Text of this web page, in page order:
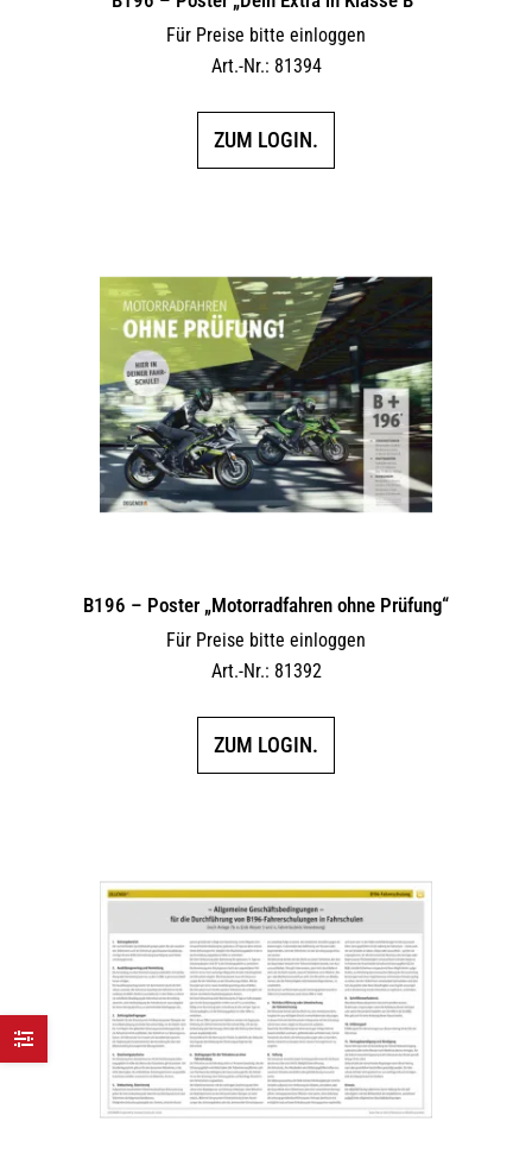
Für Preise bitte einloggen
Art.-Nr.: 81394
ZUM LOGIN.
B196 – Poster „Motorradfahren ohne Prüfung“
Für Preise bitte einloggen
Art.-Nr.: 81392
ZUM LOGIN.